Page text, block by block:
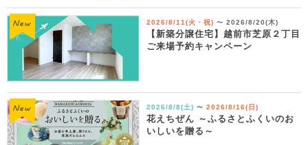
2026/8/11(火・祝) 〜 2026/8/20(木)
【新築分譲住宅】越前市芝原２丁目
ご来場予約キャンペーン
2026/8/8(土) 〜 2026/8/16(日)
花えちぜん ～ふるさとふくいのお
いしいを贈る～